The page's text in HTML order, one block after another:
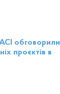
обговорили
проєктів в